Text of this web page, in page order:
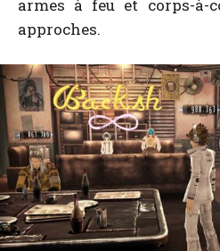
armes à feu et corps-à-
approches.